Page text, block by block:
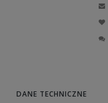
DANE TECHNICZNE